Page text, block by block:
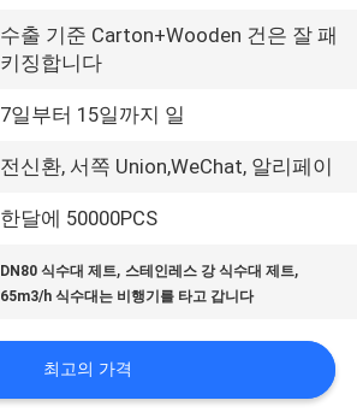
수출 기준 Carton+Wooden 건은 잘 패
키징합니다
7일부터 15일까지 일
전신환, 서쪽 Union,WeChat, 알리페이
한달에 50000PCS
DN80 식수대 제트, 스테인레스 강 식수대 제트,
65m3/h 식수대는 비행기를 타고 갑니다
최고의 가격